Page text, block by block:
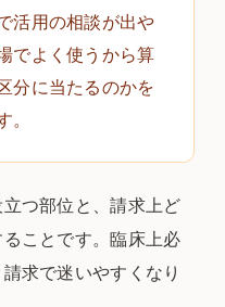
活用の相談が出や
でよく使うから算
分に当たるのかを
つ部位と、請求上ど
ことです。臨床上必
求で迷いやすくなり